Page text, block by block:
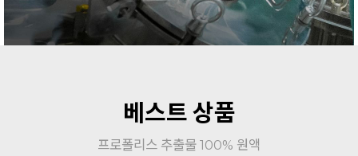
베스트 상품
프로폴리스 추출물 100% 원액